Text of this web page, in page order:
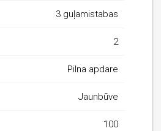
3 guļamistabas
2
Pilna apdare
Jaunbūve
100